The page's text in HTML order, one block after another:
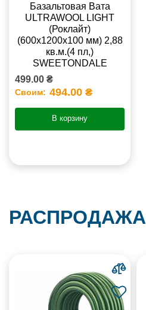
Базальтовая Вата
ULTRAWOOL LIGHT
(Роклайт)
(600х1200х100 мм) 2,88
кв.м.(4 пл,)
SWEETONDALE
499.00 ₴
Своим: 494.00 ₴
В корзину
РАСПРОДАЖА